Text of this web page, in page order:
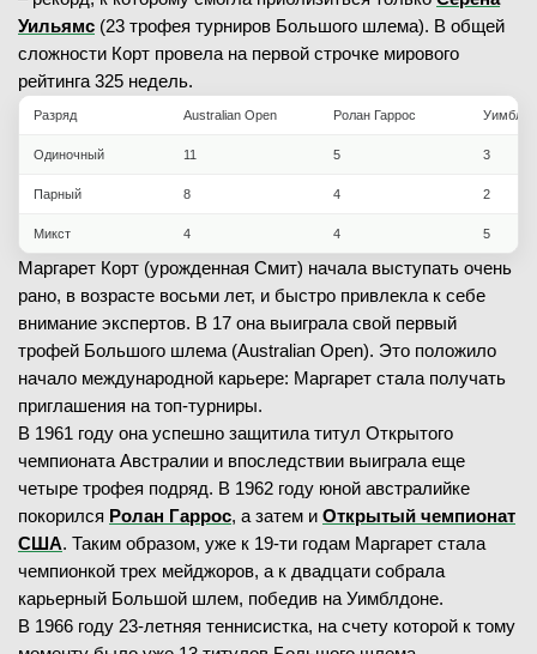
Уильямс (23 трофея турниров Большого шлема). В общей
сложности Корт провела на первой строчке мирового
рейтинга 325 недель.
Разряд Australian Open Ролан Гаррос
Одиночный 11 5 3
Парный 8 4 2
Микст 4 4 5
Маргарет Корт (урожденная Смит) начала выступать очень
рано, в возрасте восьми лет, и быстро привлекла к себе
внимание экспертов. В 17 она выиграла свой первый
трофей Большого шлема (Australian Open). Это положило
начало международной карьере: Маргарет стала получать
приглашения на топ-турниры.
В 1961 году она успешно защитила титул Открытого
чемпионата Австралии и впоследствии выиграла еще
четыре трофея подряд. В 1962 году юной австралийке
покорился Ролан Гаррос, а затем и Открытый чемпионат
США. Таким образом, уже к 19-ти годам Маргарет стала
чемпионкой трех мейджоров, а к двадцати собрала
карьерный Большой шлем, победив на Уимблдоне.
В 1966 году 23-летняя теннисистка, на счету которой к тому